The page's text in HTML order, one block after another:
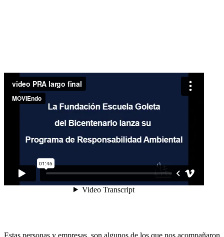
Estas personas y empresas, son algunos de los que nos acompañaron